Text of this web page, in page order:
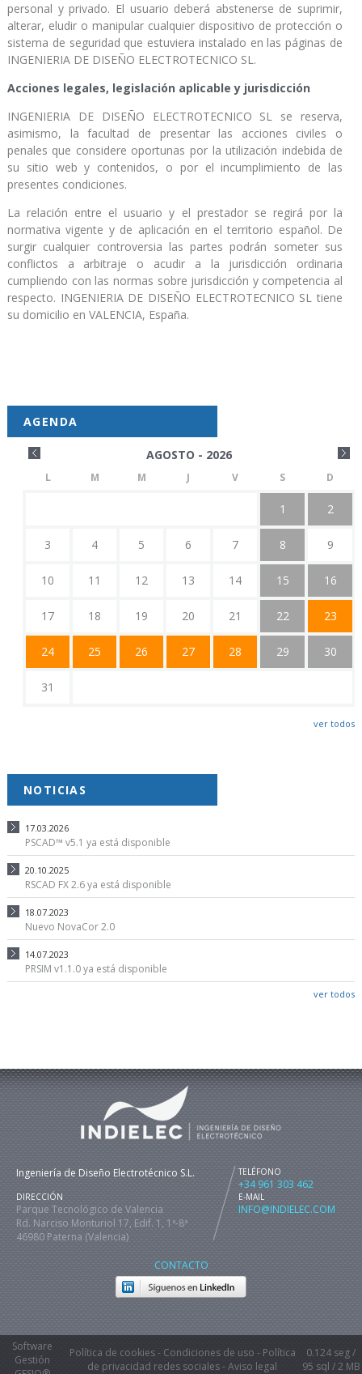
personal y privado. El usuario deberá abstenerse de suprimir,
alterar, eludir o manipular cualquier dispositivo de protección o
sistema de seguridad que estuviera instalado en las páginas de
INGENIERIA DE DISEÑO ELECTROTECNICO SL.
Acciones legales, legislación aplicable y jurisdicción
INGENIERIA DE DISEÑO ELECTROTECNICO SL se reserva,
asimismo, la facultad de presentar las acciones civiles o
penales que considere oportunas por la utilización indebida de
su sitio web y contenidos, o por el incumplimiento de las
presentes condiciones.
La relación entre el usuario y el prestador se regirá por la
normativa vigente y de aplicación en el territorio español. De
surgir cualquier controversia las partes podrán someter sus
conflictos a arbitraje o acudir a la jurisdicción ordinaria
cumpliendo con las normas sobre jurisdicción y competencia al
respecto. INGENIERIA DE DISEÑO ELECTROTECNICO SL tiene
su domicilio en VALENCIA, España.
AGENDA
AGOSTO - 2026
L M M J V S D
1 2
3 4 5 6 7 8 9
10 11 12 13 14 15 16
17 18 19 20 21 22 23
24 25 26 27 28 29 30
31
ver todos
NOTICIAS
17.03.2026
PSCAD™ v5.1 ya está disponible
20.10.2025
RSCAD FX 2.6 ya está disponible
18.07.2023
Nuevo NovaCor 2.0
14.07.2023
PRSIM v1.1.0 ya está disponible
ver todos
Ingeniería de Diseño Electrotécnico S.L. TELÉFONO
+34 961 303 462
DIRECCIÓN
Parque Tecnológico de Valencia
Rd. Narciso Monturiol 17, Edif. 1, 1ª-8ª
46980 Paterna (Valencia)
E-MAIL
INFO@INDIELEC.COM
CONTACTO
Software
Gestión
Política de cookies- Condiciones de uso - Política
de privacidad redes sociales- Aviso legal
0.124 seg /
95 sql / 2 MB